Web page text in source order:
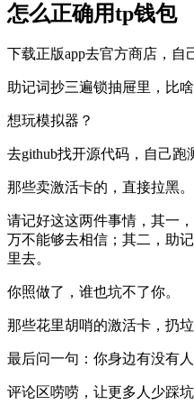
怎么正确用tp钱包
下载正版app去官方商店，自
助记词抄三遍锁抽屉里，比啥
想玩模拟器？
去github找开源代码，自己跑
那些卖激活卡的，直接拉黑。
请记好这这两件事情，其一
万不能够去相信；其二，助
里去。
你照做了，谁也坑不了你。
那些花里胡哨的激活卡，扔垃
最后问一句：你身边有没有
评论区唠唠，让更多人少踩坑